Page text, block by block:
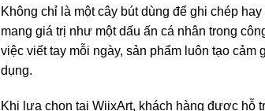
Không chỉ là một cây bút dùng để ghi chép
mang giá trị như một dấu ấn cá nhân trong
việc viết tay mỗi ngày, sản phẩm luôn tạo
dụng.
Khi lựa chọn tại WiixArt, khách hàng được hỗ